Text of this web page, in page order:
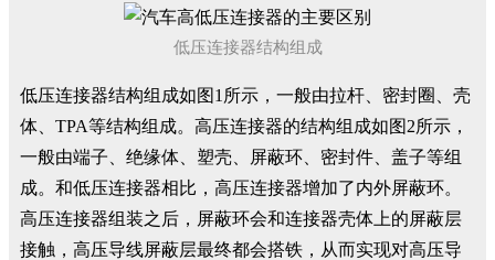
低压连接器结构组成
低压连接器结构组成如图1所示，一般由拉杆、密封圈、壳
体、TPA等结构组成。高压连接器的结构组成如图2所示，
一般由端子、绝缘体、塑壳、屏蔽环、密封件、盖子等组
成。和低压连接器相比，高压连接器增加了内外屏蔽环。
高压连接器组装之后，屏蔽环会和连接器壳体上的屏蔽层
接触，高压导线屏蔽层最终都会搭铁，从而实现对高压导